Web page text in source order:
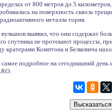
от 800 метров до 5
на поверхность сквозь
металла тория.
выявил, что они содержат
спутника не протекают
кратерами Комптона и Белковича
подробное на сегодняшний